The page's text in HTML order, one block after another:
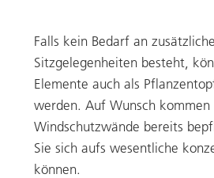
Falls kein Bedarf an
Sitzgelegenheiten besteht,
Elemente auch als
werden. Auf Wunsch kommen
Windschutzwände bereits
Sie sich aufs wesentliche
können.